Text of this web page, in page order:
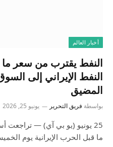
أخبار العالم
النفط يقترب من سعر
النفط الإيراني إلى
المضيق
بواسطة فريق التحرير يونيو 25, 2026
25 يونيو (يو بي آي) —
ما قبل الحرب الإيرانية يوم